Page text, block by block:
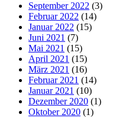
September 2022 (3)
Februar 2022 (14)
Januar 2022 (15)
Juni 2021 (7)
Mai 2021 (15)
April 2021 (15)
März 2021 (16)
Februar 2021 (14)
Januar 2021 (10)
Dezember 2020 (1)
Oktober 2020 (1)